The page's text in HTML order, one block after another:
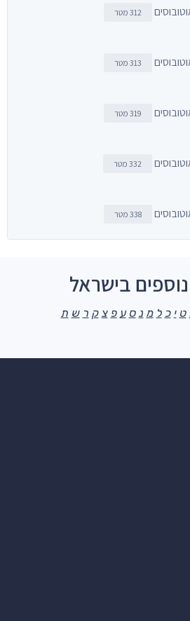
312 מטר
313 מטר
319 מטר
332 מטר
338 מטר
בישראל
ט י כ ל מ נ ס ע פ צ ק ר ש ת